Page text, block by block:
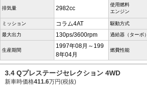
排気量 2982cc
使用燃料
エンジン
ミッション コラム4AT 駆動方式
最大出力 130ps/3600rpm 過給器（ターボ）
生産期間
1997年08月～199
8年04月
燃費性能
3.4 Qプレステージセレクション 4WD
新車時価格411.6万円(税抜)